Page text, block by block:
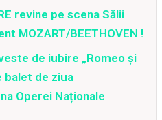
revine pe scena Sălii
MOZART/BEETHOVEN !
de iubire „Romeo și
balet de ziua
Operei Naționale